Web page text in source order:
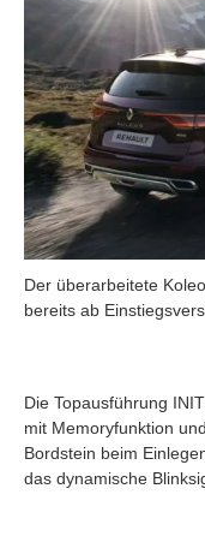
Der überarbeitete
bereits ab
Die Topausführung
mit Memoryfunktion
Bordstein beim
das dynamische